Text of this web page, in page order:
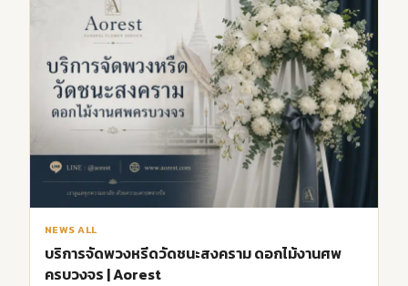
NEWS ALL
บริการจัดพวงหรีดวัดชนะสงคราม ดอกไม้งานศพ
ครบวงจร | Aorest